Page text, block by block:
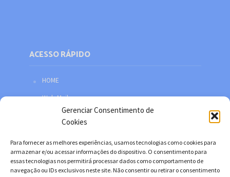
Gerenciar Consentimento de
Cookies
Para fornecer as melhores experiências, usamos tecnologias como cookies para
armazenar e/ou acessar informações do dispositivo. O consentimento para
essas tecnologias nos permitirá processar dados como comportamento de
navegação ou IDs exclusivos neste site. Não consentir ou retirar o consentimento
ACESSO RÁPIDO
HOME
Web Mail
Política de privacidade
Facebook
Twitter